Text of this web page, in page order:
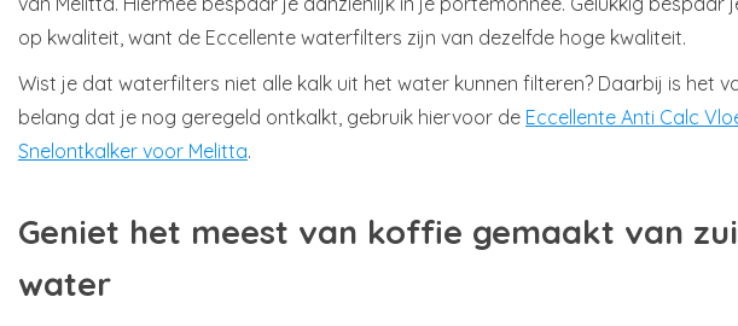
op kwaliteit, want de Eccellente waterfilters zijn van dezelfde hoge kwaliteit.
Wist je dat waterfilters niet alle kalk uit het water kunnen filteren? Daarbij is het
belang dat je nog geregeld ontkalkt, gebruik hiervoor de Eccellente Anti Calc
Snelontkalker voor Melitta.
Geniet het meest van koffie gemaakt van
water